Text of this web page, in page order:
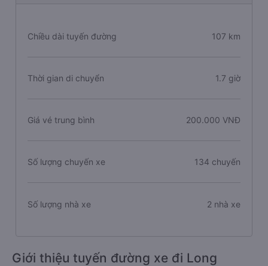
Chiều dài tuyến đường 107 km
Thời gian di chuyển 1.7 giờ
Giá vé trung bình 200.000 VNĐ
Số lượng chuyến xe 134 chuyến
Số lượng nhà xe 2 nhà xe
Giới thiệu tuyến đường xe đi Long